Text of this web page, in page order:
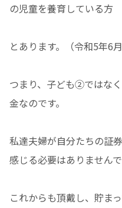
の児童を養育している方
とあります。（令和5年6月
つまり、子ども②ではな
金なのです。
私達夫婦が自分たちの証
感じる必要はありませんで
これからも頂戴し、貯ま